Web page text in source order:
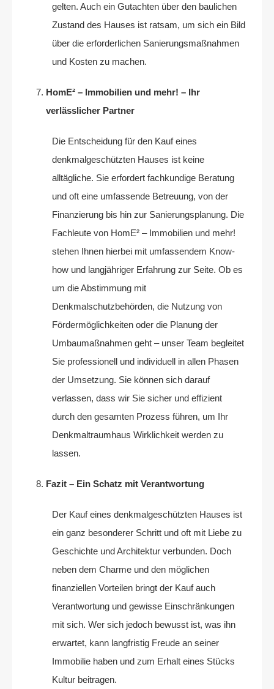
gelten. Auch ein Gutachten über den baulichen
Zustand des Hauses ist ratsam, um sich ein Bild
über die erforderlichen Sanierungsmaßnahmen
und Kosten zu machen.
HomE² – Immobilien und mehr! – Ihr
verlässlicher Partner
Die Entscheidung für den Kauf eines
denkmalgeschützten Hauses ist keine
alltägliche. Sie erfordert fachkundige Beratung
und oft eine umfassende Betreuung, von der
Finanzierung bis hin zur Sanierungsplanung. Die
Fachleute von HomE² – Immobilien und mehr!
stehen Ihnen hierbei mit umfassendem Know-
how und langjähriger Erfahrung zur Seite. Ob es
um die Abstimmung mit
Denkmalschutzbehörden, die Nutzung von
Fördermöglichkeiten oder die Planung der
Umbaumaßnahmen geht – unser Team begleitet
Sie professionell und individuell in allen Phasen
der Umsetzung. Sie können sich darauf
verlassen, dass wir Sie sicher und effizient
durch den gesamten Prozess führen, um Ihr
Denkmaltraumhaus Wirklichkeit werden zu
lassen.
Fazit – Ein Schatz mit Verantwortung
Der Kauf eines denkmalgeschützten Hauses ist
ein ganz besonderer Schritt und oft mit Liebe zu
Geschichte und Architektur verbunden. Doch
neben dem Charme und den möglichen
finanziellen Vorteilen bringt der Kauf auch
Verantwortung und gewisse Einschränkungen
mit sich. Wer sich jedoch bewusst ist, was ihn
erwartet, kann langfristig Freude an seiner
Immobilie haben und zum Erhalt eines Stücks
Kultur beitragen.